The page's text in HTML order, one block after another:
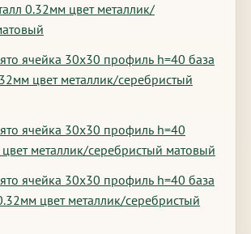
0.32мм цвет металлик/
ячейка 30х30 профиль h=40 база
цвет металлик/серебристый
ячейка 30х30 профиль h=40
металлик/серебристый матовый
ячейка 30х30 профиль h=40 база
цвет металлик/серебристый